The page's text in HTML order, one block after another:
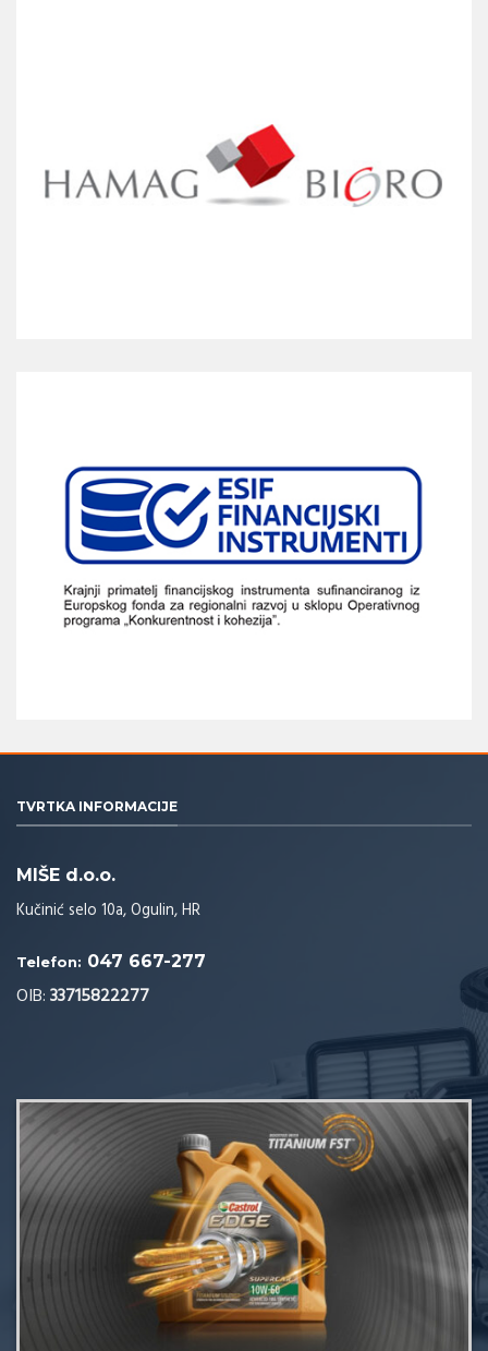
TVRTKA INFORMACIJE
MIŠE d.o.o.
Kučinić selo 10a, Ogulin, HR
Telefon: 047 667-277
OIB:33715822277